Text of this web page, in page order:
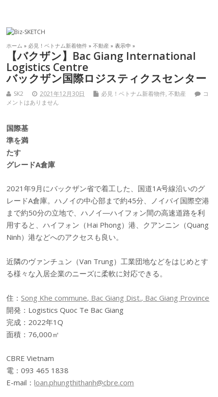
ホーム » 必見！ベトナム新着物件 »不動産 » 表示中 »
【バクザン】Bac Giang International
Logistics Centre
バックザン国際ロジスティクスセンター
SK2 2021年12月30日 必見！ベトナム新着物件,不動産
コ
メントはありません
国際基
準を満
たす
グレードA倉庫
2021年9月にバックザン省で着工した、国道1A号線沿いのグ
レードA倉庫。ハノイの中心部まで約45分、ノイバイ国際空港
まで約50分の立地で、ハノイ―ハイフォン間の高速道路を利
用すると、ハイフォン（Hai Phong）港、クアンニン（Quang
Ninh）港などへのアクセスも良い。
近隣のヴァンチュン（Van Trung）工業団地などをはじめとす
る様々な入居企業のニーズに柔軟に対応できる。
住：Song Khe commune, Bac Giang Dist., Bac Giang Province
開発：Logistics Quoc Te Bac Giang
完成：2022年1Q
面積：76,000㎡
CBRE Vietnam
電：093 465 1838
E-mail：loan.phungthithanh@cbre.com